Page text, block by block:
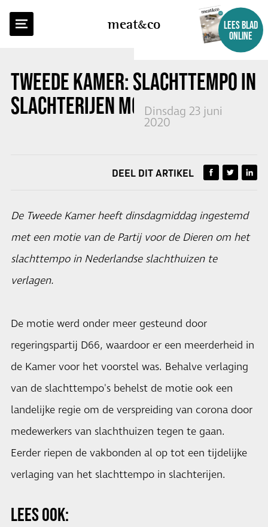
meatco
LEES BLAD
ONLINE
TWEEDE KAMER: SLACHTTEMPO IN
SLACHTERIJEN MOET OMLAAG
Dinsdag 23 juni
2020
TERUG NAAR OVERZICHT
DEEL DIT ARTIKEL
De Tweede Kamer heeft dinsdagmiddag ingestemd
met een motie van de Partij voor de Dieren om het
slachttempo in Nederlandse slachthuizen te
verlagen.
De motie werd onder meer gesteund door
regeringspartij D66, waardoor er een meerderheid in
de Kamer voor het voorstel was. Behalve verlaging
van de slachttempo's behelst de motie ook een
landelijke regie om de verspreiding van corona door
medewerkers van slachthuizen tegen te gaan.
Eerder riepen de vakbonden al op tot een tijdelijke
verlaging van het slachttempo in slachterijen.
LEES OOK: